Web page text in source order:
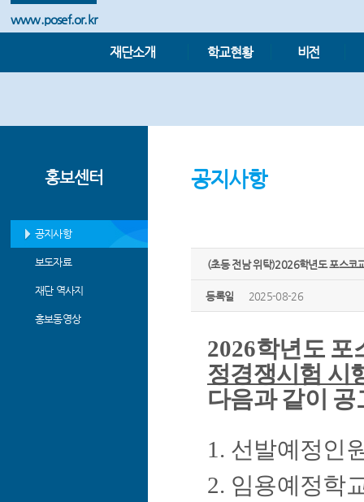
www.posef.or.kr
재단소개 학교현황 비전
홍보센터
공지사항
보도자료
재단 역사지
홍보동영상
공지사항
(초등 전남 위탁)2026학년도 포스코
등록일 2025-08-26
2026학년도 포
정경쟁시험 시
다음과 같이 공
1. 선발예정인
2. 임용예정학